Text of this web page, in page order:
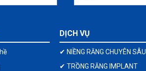
DỊCH VỤ
✔ NIỀNG RĂNG CHUYÊN SÂU
✔ TRỒNG RĂNG IMPLANT